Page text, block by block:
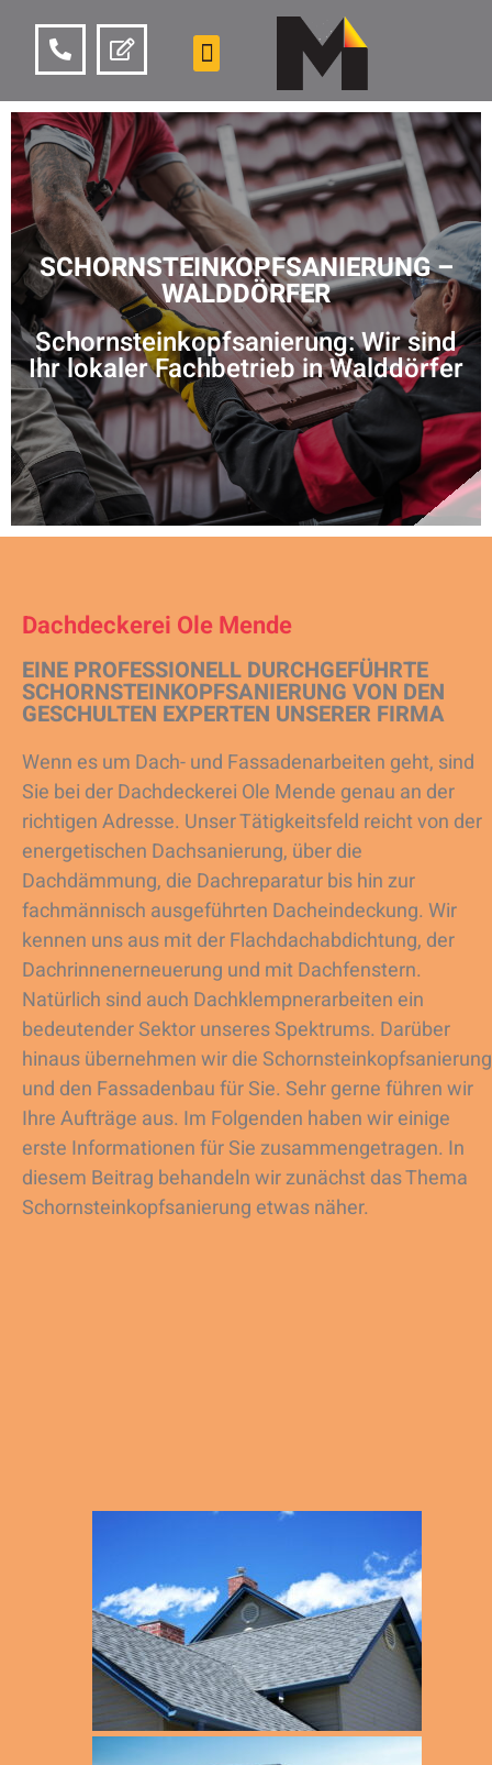
SCHORNSTEINKOPFSANIERUNG –
WALDDÖRFER
Schornsteinkopfsanierung: Wir sind
Ihr lokaler Fachbetrieb in Walddörfer
Dachdeckerei Ole Mende
EINE PROFESSIONELL DURCHGEFÜHRTE
SCHORNSTEINKOPFSANIERUNG VON DEN
GESCHULTEN EXPERTEN UNSERER FIRMA
Wenn es um Dach- und Fassadenarbeiten geht, sind
Sie bei der Dachdeckerei Ole Mende genau an der
richtigen Adresse. Unser Tätigkeitsfeld reicht von der
energetischen Dachsanierung, über die
Dachdämmung, die Dachreparatur bis hin zur
fachmännisch ausgeführten Dacheindeckung. Wir
kennen uns aus mit der Flachdachabdichtung, der
Dachrinnenerneuerung und mit Dachfenstern.
Natürlich sind auch Dachklempnerarbeiten ein
bedeutender Sektor unseres Spektrums. Darüber
hinaus übernehmen wir die Schornsteinkopfsanierung
und den Fassadenbau für Sie. Sehr gerne führen wir
Ihre Aufträge aus. Im Folgenden haben wir einige
erste Informationen für Sie zusammengetragen. In
diesem Beitrag behandeln wir zunächst das Thema
Schornsteinkopfsanierung etwas näher.